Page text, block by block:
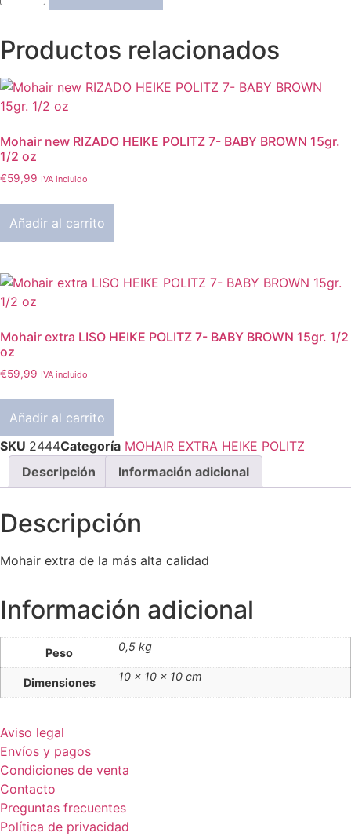
RIZADO
10-
SCH0WARZ
15gr.
1/2
oz
Productos relacionados
Mohair new RIZADO HEIKE POLITZ 7- BABY BROWN 15gr.
1/2 oz
€59,99 IVA incluido
Añadir al carrito
Mohair extra LISO HEIKE POLITZ 7- BABY BROWN 15gr. 1/2
oz
€59,99 IVA incluido
Añadir al carrito
SKU 2444Categoría MOHAIR EXTRA HEIKE POLITZ
Descripción
Información adicional
Descripción
Mohair extra de la más alta calidad
Información adicional
Peso 0,5 kg
Dimensiones 10 × 10 × 10 cm
Aviso legal
Envíos y pagos
Condiciones de venta
Contacto
Preguntas frecuentes
Política de privacidad